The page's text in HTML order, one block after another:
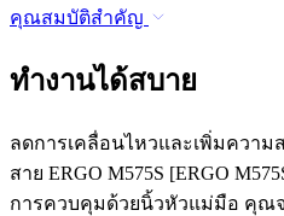
คุณสมบัติสำคัญ
ทำงานได้สบาย
ลดการเคลื่อนไหวและเพิ่มความ
สาย ERGO M575S [ERGO
การควบคุมด้วยนิ้วหัวแม่มือ คุณ